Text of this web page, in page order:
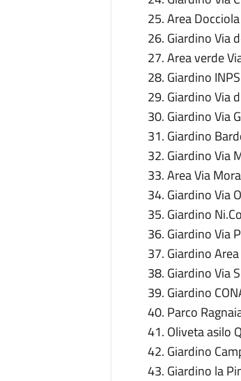
Area
Giardino Via
Area verde
Giardino
Giardino Via
Giardino Via
Giardino
Giardino Via
Area Via
Giardino Via
Giardino
Giardino Via
Giardino
Giardino Via
Giardino
Parco
Oliveta asilo
Giardino
Giardino la